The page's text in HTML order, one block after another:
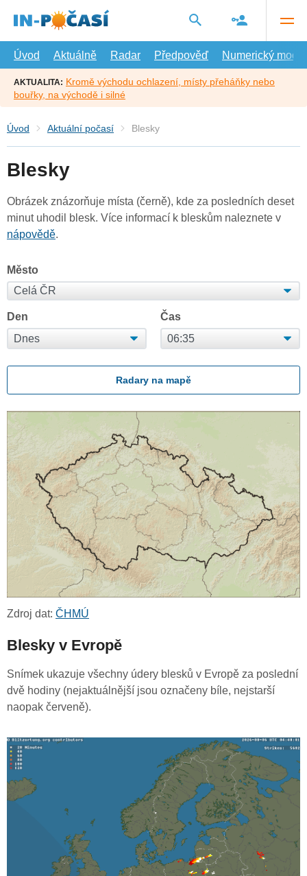
hlavní
Úvod
Aktuálně Radar Předpověď Numerický model
AKTUALITA: Kromě východu ochlazení, místy přeháňky nebo
bouřky, na východě i silné
Úvod Aktuální počasí Blesky
Blesky
Obrázek znázorňuje místa (černě), kde za posledních deset
minut uhodil blesk. Více informací k bleskům naleznete v
nápovědě.
Město
Den Čas
Radary na mapě
Zdroj dat: ČHMÚ
Blesky v Evropě
Snímek ukazuje všechny údery blesků v Evropě za poslední
dvě hodiny (nejaktuálnější jsou označeny bíle, nejstarší
naopak červeně).